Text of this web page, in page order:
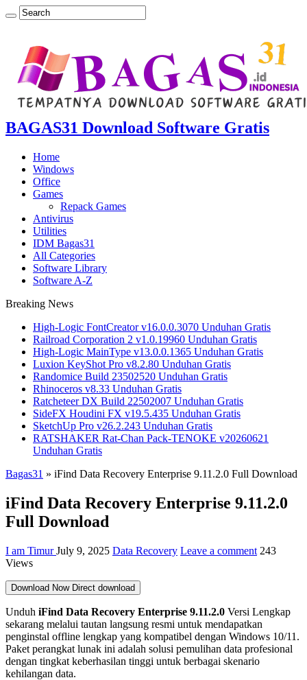
BAGAS31 Download Software Gratis
Home
Windows
Office
Games
Repack Games
Antivirus
Utilities
IDM Bagas31
All Categories
Software Library
Software A-Z
Breaking News
High-Logic FontCreator v16.0.0.3070 Unduhan Gratis
Railroad Corporation 2 v1.0.19960 Unduhan Gratis
High-Logic MainType v13.0.0.1365 Unduhan Gratis
Luxion KeyShot Pro v8.2.80 Unduhan Gratis
Randomice Build 23502520 Unduhan Gratis
Rhinoceros v8.33 Unduhan Gratis
Ratcheteer DX Build 22502007 Unduhan Gratis
SideFX Houdini FX v19.5.435 Unduhan Gratis
SketchUp Pro v26.2.243 Unduhan Gratis
RATSHAKER Rat-Chan Pack-TENOKE v20260621
Unduhan Gratis
Bagas31 » iFind Data Recovery Enterprise 9.11.2.0 Full Download
iFind Data Recovery Enterprise 9.11.2.0
Full Download
I am TimurJuly 9, 2025 Data Recovery Leave a comment 243
Views
Download Now Direct download
Unduh iFind Data Recovery Enterprise 9.11.2.0 Versi Lengkap
sekarang melalui tautan langsung resmi untuk mendapatkan
penginstal offline lengkap yang kompatibel dengan Windows 10/11.
Paket perangkat lunak ini adalah solusi pemulihan data profesional
dengan tingkat keberhasilan tinggi untuk berbagai skenario
kehilangan data.